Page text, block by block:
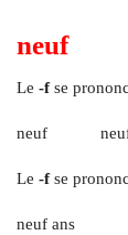
neuf
Le -fse
neuf neuf
Le -fse
neuf ans